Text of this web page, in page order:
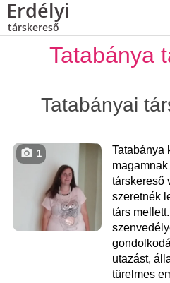
Erdélyi
társkereső
Tatabánya
Tatabányai
1
Tatabánya
társkereső
szeretnék
társ
utazást,
türelmes